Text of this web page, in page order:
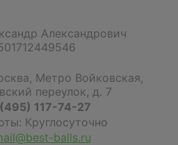
Александрович
, Метро Войковская,
переулок, д. 7
117-74-27
Круглосуточно
balls.ru